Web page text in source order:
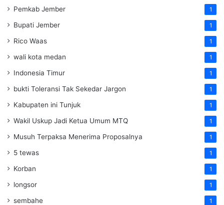
Pemkab Jember 1
Bupati Jember 1
Rico Waas 1
wali kota medan 1
Indonesia Timur 1
bukti Toleransi Tak Sekedar Jargon 1
Kabupaten ini Tunjuk 1
Wakil Uskup Jadi Ketua Umum MTQ 1
Musuh Terpaksa Menerima Proposalnya 1
5 tewas 1
Korban 1
longsor 1
sembahe 1